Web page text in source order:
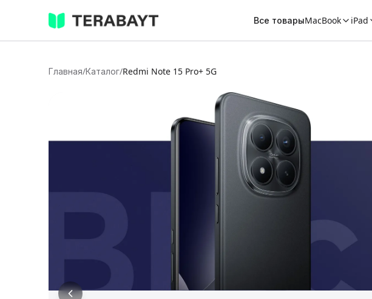
Все товарыMacBook iPad
Главная/Каталог/Redmi Note 15 Pro+ 5G